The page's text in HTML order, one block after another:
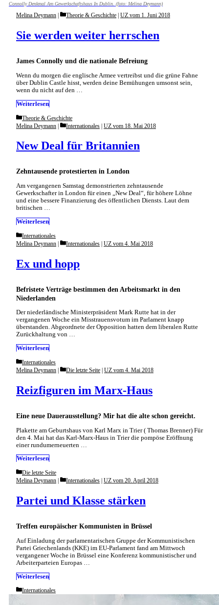
Connolly Denkmal Am Gewerkschaftshaus In Dublin. (foto: Melina Deymann)
James Connolly und die nationale Befreiung
Sie werden weiter herrschen
Melina Deymann Categories
Theorie & Geschichte UZ vom 1. Juni 2018
Wenn du morgen die englische Armee vertreibst und die grüne Fahne
über Dublin Castle hisst, werden deine Bemühungen umsonst sein,
wenn du nicht auf den …
Weiterlesen
Categories
Theorie & Geschichte
Zehntausende protestierten in London
New Deal für Britannien
Melina Deymann Categories
Internationales | UZ vom 18. Mai 2018
Am vergangenen Samstag demonstrierten zehntausende
Gewerkschafter in London für einen „New Deal“, für höhere Löhne
und eine bessere Finanzierung des öffentlichen Diensts. Laut dem
britischen …
Weiterlesen
Categories
Internationales
Befristete Verträge bestimmen den Arbeitsmarkt in den
Niederlanden
Ex und hopp
Melina Deymann Categories
Internationales | UZ vom 4. Mai 2018
Der niederländische Ministerpräsident Mark Rutte hat in der
vergangenen Woche ein Misstrauensvotum im Parlament knapp
überstanden. Abgeordnete der Opposition hatten dem liberalen Rutte
Zurückhaltung von …
Weiterlesen
Categories
Internationales
Eine neue Dauerausstellung? Mir hat die alte schon gereicht.
Reizfiguren im Marx-Haus
Melina Deymann Categories
Die letzte Seite UZ vom 4. Mai 2018
Plakette am Geburtshaus von Karl Marx in Trier ( Thomas Brenner) Für
den 4. Mai hat das Karl-Marx-Haus in Trier die pompöse Eröffnung
einer rundumerneuerten …
Weiterlesen
Categories
Die letzte Seite
Treffen europäischer Kommunisten in Brüssel
Partei und Klasse stärken
Melina Deymann Categories
Internationales UZ vom 20. April 2018
Auf Einladung der parlamentarischen Gruppe der Kommunistischen
Partei Griechenlands (KKE) im EU-Parlament fand am Mittwoch
vergangener Woche in Brüssel eine Konferenz kommunistischer und
Arbeiterparteien Europas …
Weiterlesen
Categories
Internationales